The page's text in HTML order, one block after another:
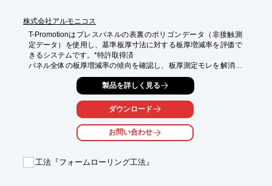
株式会社アルモニコス
T-Promotionはプレスパネルの表裏のポリゴンデータ（非接触測
定データ）を使用し、基準板厚寸法に対する板厚増減率を評価で
きるシステムです。*特許取得済
パネル全体の板厚増減率の傾向を確認し、板厚測定モレを解消し
板厚減少、ネック箇所の検出に有効です。
以下のような業務において、板厚評価の適用が有効です。
・生産準備段階での板厚評価の活用
✓ ネック、ワレ発生状態の確認
✓ 板減発生工程の特定: 工程パネル間での板厚評価、どの工程
✓ 成形性の評価: プレス条件を変えたとき、どの条件の時の板
減が少ないか?
製品を詳しく見る
ダウンロード
お問い合わせ
工法『フォームローリング工法』